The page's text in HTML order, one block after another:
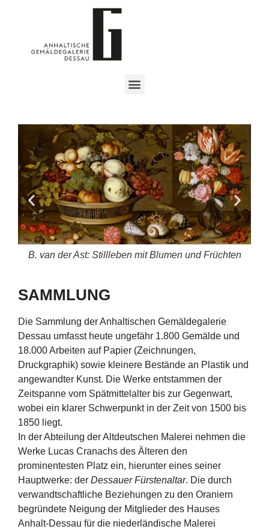
B. van der Ast: Stillleben mit Blumen und Früchten
SAMMLUNG
Die Sammlung der Anhaltischen Gemäldegalerie
Dessau umfasst heute ungefähr 1.800 Gemälde und
18.000 Arbeiten auf Papier (Zeichnungen,
Druckgraphik) sowie kleinere Bestände an Plastik und
angewandter Kunst. Die Werke entstammen der
Zeitspanne vom Spätmittelalter bis zur Gegenwart,
wobei ein klarer Schwerpunkt in der Zeit von 1500 bis
1850 liegt.
In der Abteilung der Altdeutschen Malerei nehmen die
Werke Lucas Cranachs des Älteren den
prominentesten Platz ein, hierunter eines seiner
Hauptwerke: der Dessauer Fürstenaltar. Die durch
verwandtschaftliche Beziehungen zu den Oraniern
begründete Neigung der Mitglieder des Hauses
Anhalt-Dessau für die niederländische Malerei